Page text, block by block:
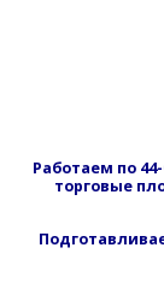
Работаем по
торговые